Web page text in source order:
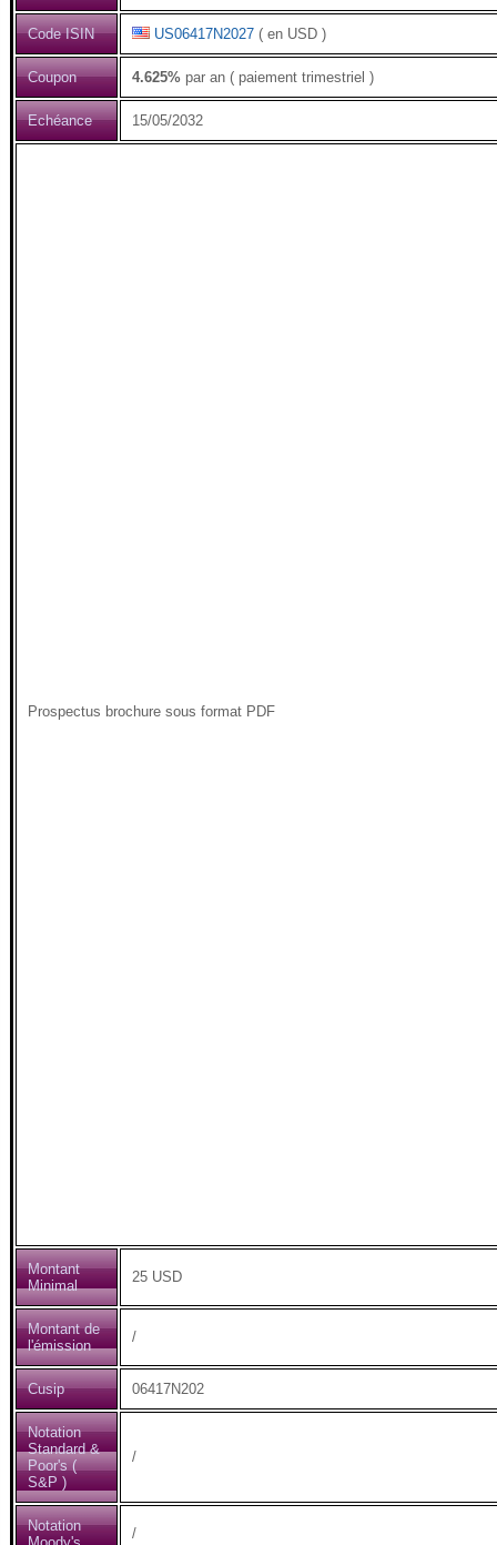
Code ISIN US06417N2027 ( en USD )
Coupon 4.625% par an ( paiement trimestriel )
Echéance 15/05/2032
Prospectus brochure sous format PDF
Montant
Minimal
25 USD
Montant de
l'émission
/
Cusip 06417N202
Notation
Standard &
Poor's (
S&P )
/
Notation
/